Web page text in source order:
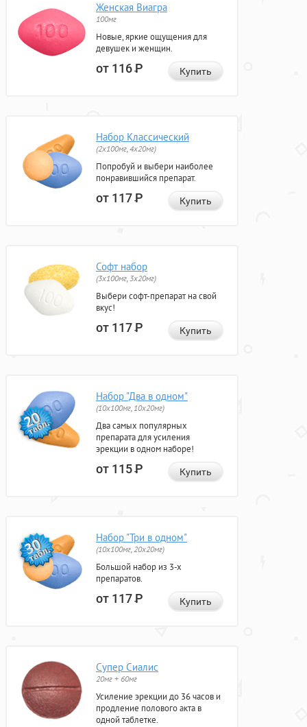
Женская Виагра
100мг
Новые, яркие ощущения для
девушек и женщин.
от 116Р Купить
Набор Классический
(2x100мг, 4x20мг)
Попробуй и выбери наиболее
понравившийся препарат.
от 117Р Купить
Софт набор
(3x100мг, 3x20мг)
Выбери софт-препарат на свой
вкус!
от 117Р Купить
Набор "Два в одном"
(10x100мг, 10x20мг)
Два самых популярных
препарата для усиления
эрекции в одном наборе!
от 115Р Купить
Набор "Три в одном"
(10x100мг, 20x20мг)
Большой набор из 3-х
препаратов.
от 117Р Купить
Супер Сиалис
20мг + 60мг
Усиление эрекции до 36 часов и
продление полового акта в
одной таблетке.